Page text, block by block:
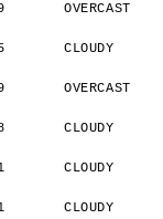
OVERCAST
CLOUDY
OVERCAST
CLOUDY
CLOUDY
CLOUDY